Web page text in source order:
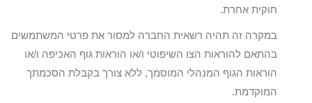
חוקית אחרת.
במקרה זה תהיה רשאית החברה למסור את פרטי המשתמשים
בהתאם להוראות הצו השיפוטי ו/או הוראות גוף האכיפה ו/או
הוראות הגוף המנהלי המוסמך, ללא צורך בקבלת הסכמתך
המוקדמת.